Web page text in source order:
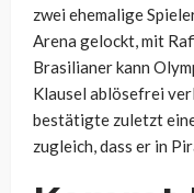
zwei ehemalige
Arena gelockt, mit
Brasilianer kann
Klausel ablösefrei
bestätigte zuletzt
zugleich, dass er in